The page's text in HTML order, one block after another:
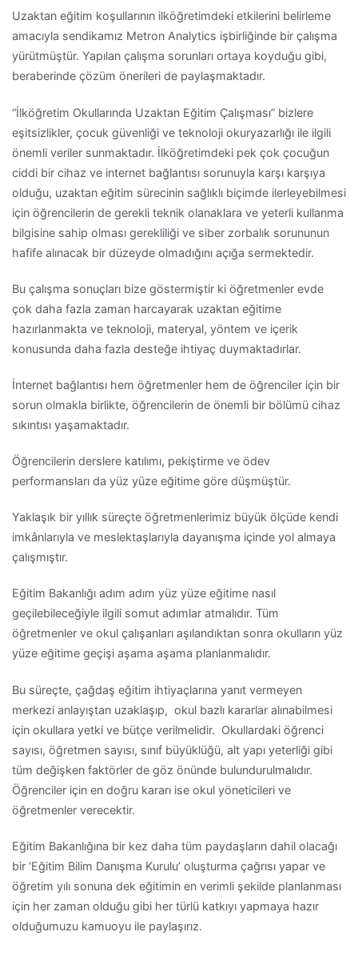
Uzaktan eğitim koşullarının ilköğretimdeki etkilerini belirleme
amacıyla sendikamız Metron Analytics işbirliğinde bir çalışma
yürütmüştür. Yapılan çalışma sorunları ortaya koyduğu gibi,
beraberinde çözüm önerileri de paylaşmaktadır.
“İlköğretim Okullarında Uzaktan Eğitim Çalışması” bizlere
eşitsizlikler, çocuk güvenliği ve teknoloji okuryazarlığı ile ilgili
önemli veriler sunmaktadır. İlköğretimdeki pek çok çocuğun
ciddi bir cihaz ve internet bağlantısı sorunuyla karşı karşıya
olduğu, uzaktan eğitim sürecinin sağlıklı biçimde ilerleyebilmesi
için öğrencilerin de gerekli teknik olanaklara ve yeterli kullanma
bilgisine sahip olması gerekliliği ve siber zorbalık sorununun
hafife alınacak bir düzeyde olmadığını açığa sermektedir.
Bu çalışma sonuçları bize göstermiştir ki öğretmenler evde
çok daha fazla zaman harcayarak uzaktan eğitime
hazırlanmakta ve teknoloji, materyal, yöntem ve içerik
konusunda daha fazla desteğe ihtiyaç duymaktadırlar.
İnternet bağlantısı hem öğretmenler hem de öğrenciler için bir
sorun olmakla birlikte, öğrencilerin de önemli bir bölümü cihaz
sıkıntısı yaşamaktadır.
Öğrencilerin derslere katılımı, pekiştirme ve ödev
performansları da yüz yüze eğitime göre düşmüştür.
Yaklaşık bir yıllık süreçte öğretmenlerimiz büyük ölçüde kendi
imkânlarıyla ve meslektaşlarıyla dayanışma içinde yol almaya
çalışmıştır.
Eğitim Bakanlığı adım adım yüz yüze eğitime nasıl
geçilebileceğiyle ilgili somut adımlar atmalıdır. Tüm
öğretmenler ve okul çalışanları aşılandıktan sonra okulların yüz
yüze eğitime geçişi aşama aşama planlanmalıdır.
Bu süreçte, çağdaş eğitim ihtiyaçlarına yanıt vermeyen
merkezi anlayıştan uzaklaşıp, okul bazlı kararlar alınabilmesi
için okullara yetki ve bütçe verilmelidir. Okullardaki öğrenci
sayısı, öğretmen sayısı, sınıf büyüklüğü, alt yapı yeterliği gibi
tüm değişken faktörler de göz önünde bulundurulmalıdır.
Öğrenciler için en doğru kararı ise okul yöneticileri ve
öğretmenler verecektir.
Eğitim Bakanlığına bir kez daha tüm paydaşların dahil olacağı
bir ‘Eğitim Bilim Danışma Kurulu’ oluşturma çağrısı yapar ve
öğretim yılı sonuna dek eğitimin en verimli şekilde planlanması
için her zaman olduğu gibi her türlü katkıyı yapmaya hazır
olduğumuzu kamuoyu ile paylaşırız.